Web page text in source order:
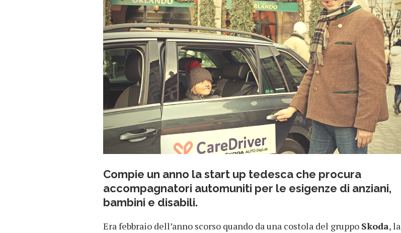
Compie un anno la start up tedesca che procura
accompagnatori automuniti per le esigenze di anziani,
bambini e disabili.
Era febbraio dell’anno scorso quando da una costola del gruppo Skoda, la